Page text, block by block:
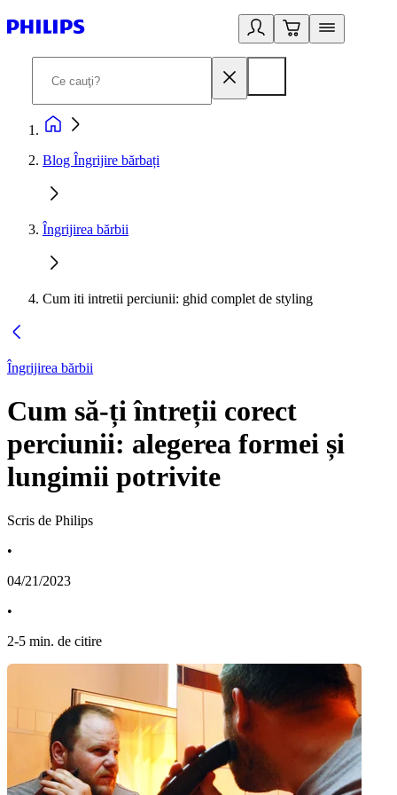
Blog Îngrijire bărbați
Îngrijirea bărbii
Cum iti intretii perciunii: ghid complet de styling
Îngrijirea bărbii
Cum să-ți întreții corect
perciunii: alegerea formei și
lungimii potrivite
Scris de Philips
•
04/21/2023
•
2-5 min. de citire